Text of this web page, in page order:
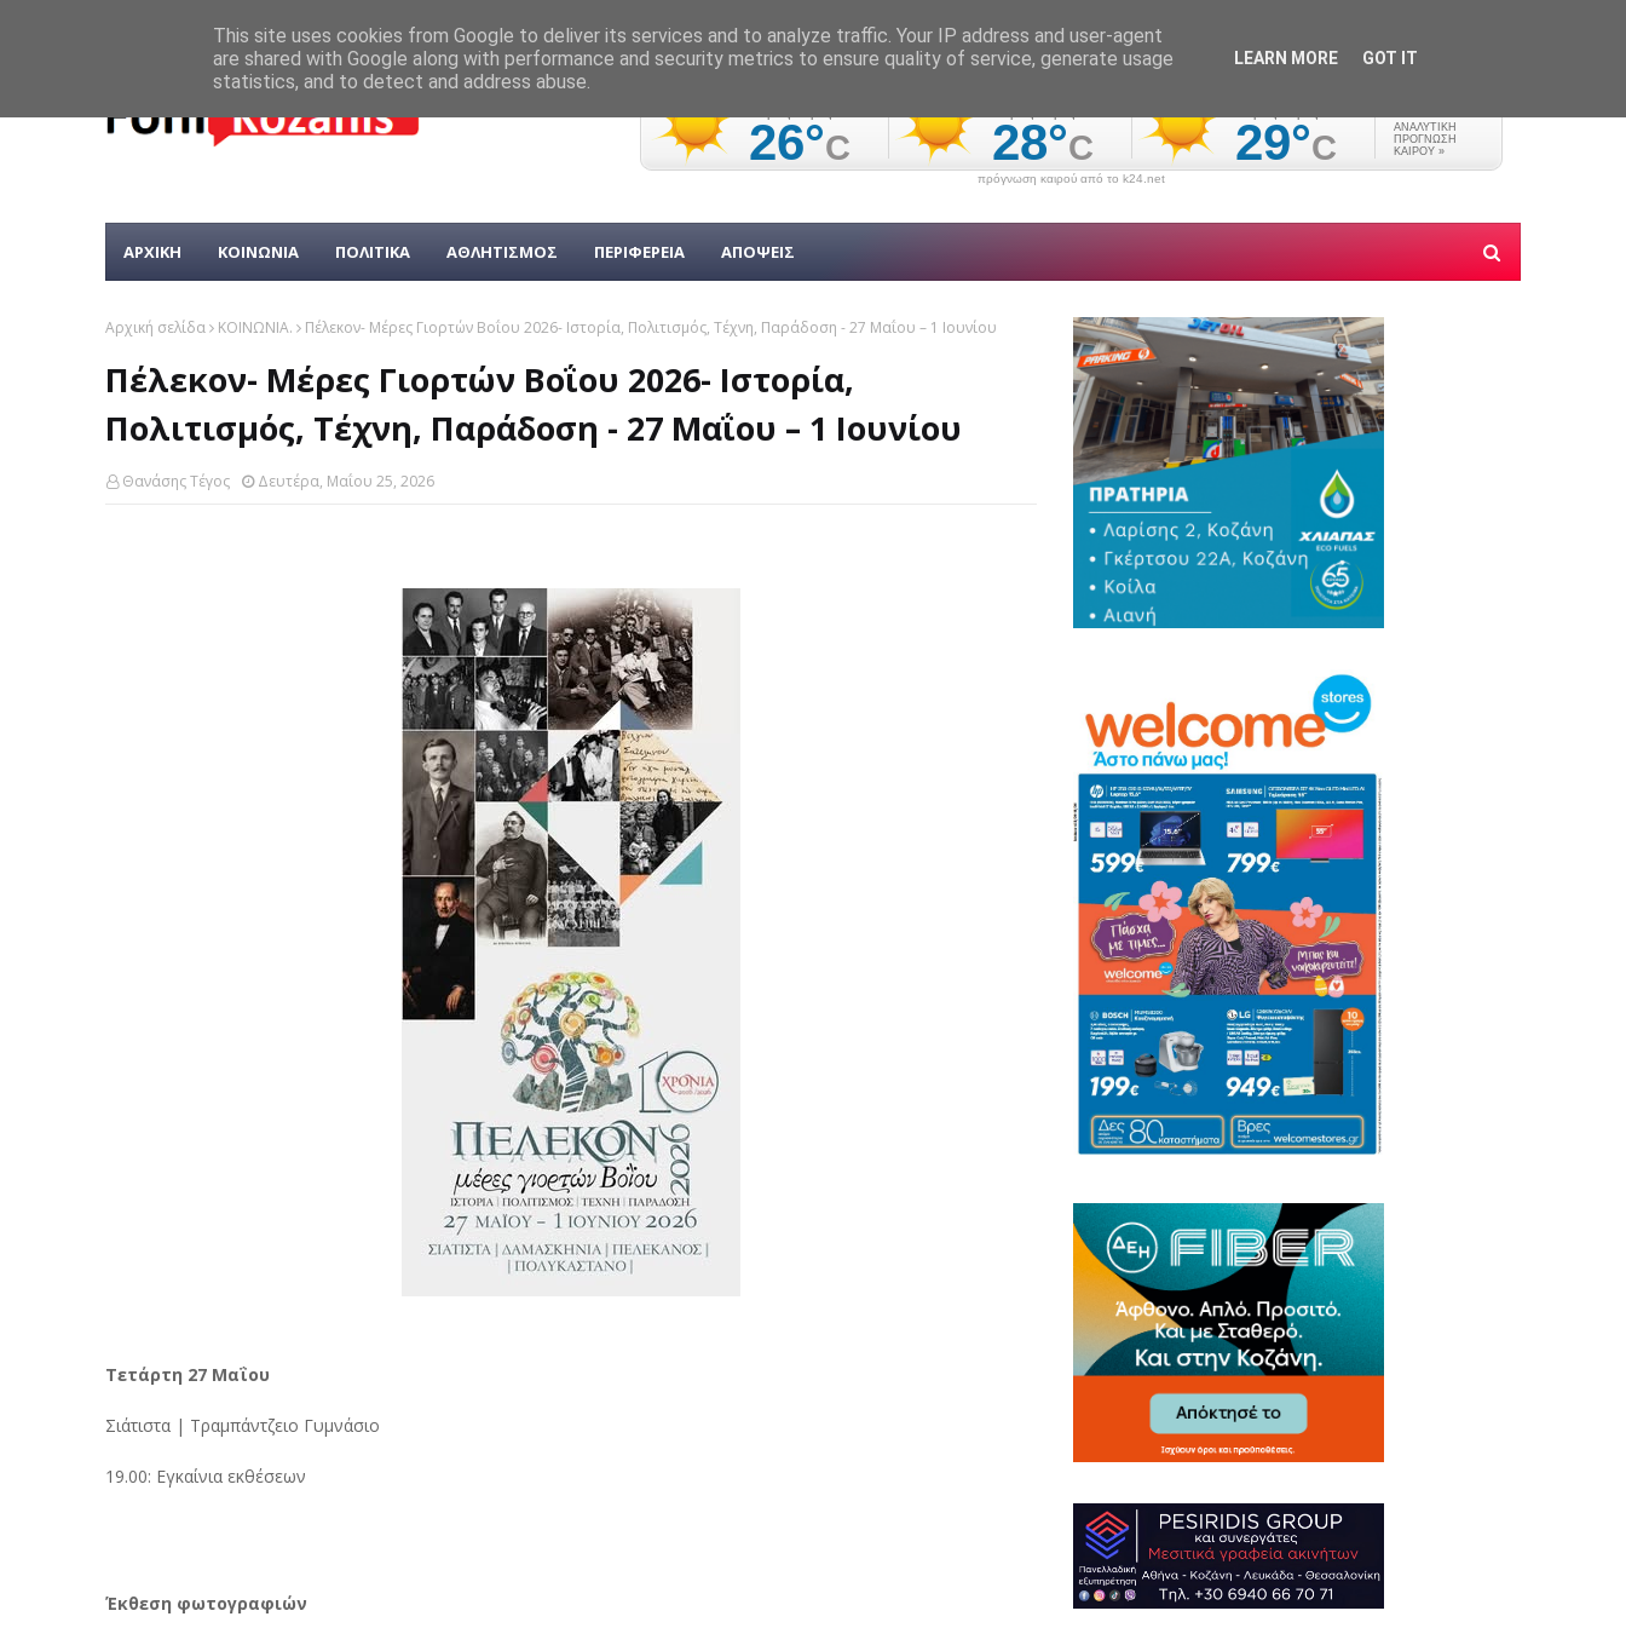
πρόγνωση καιρού από το k24.net
ΑΡΧΙΚΗ ΚΟΙΝΩΝΙΑ ΠΟΛΙΤΙΚΑ ΑΘΛΗΤΙΣΜΟΣ ΠΕΡΙΦΕΡΕΙΑ ΑΠΟΨΕΙΣ
Αρχική σελίδα ΚΟΙΝΩΝΙΑ. Πέλεκον- Μέρες Γιορτών Βοΐου 2026- Ιστορία, Πολιτισμός, Τέχνη, Παράδοση - 27 Μαΐου – 1 Ιουνίου
Πέλεκον- Μέρες Γιορτών Βοΐου 2026- Ιστορία,
Πολιτισμός, Τέχνη, Παράδοση - 27 Μαΐου – 1 Ιουνίου
Θανάσης Τέγος Δευτέρα, Μαΐου 25, 2026
Τετάρτη 27 Μαΐου
Σιάτιστα | Τραμπάντζειο Γυμνάσιο
19.00: Εγκαίνια εκθέσεων
Έκθεση φωτογραφιών
This site uses cookies from Google to deliver its services and to analyze traffic. Your IP address and user-agent
are shared with Google along with performance and security metrics to ensure quality of service, generate usage
statistics, and to detect and address abuse.
LEARN MORE GOT IT